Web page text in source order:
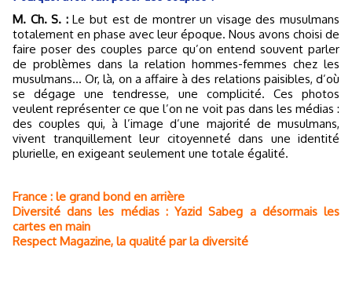
M. Ch. S. :Le but est de montrer un visage des musulmans
totalement en phase avec leur époque. Nous avons choisi de
faire poser des couples parce qu’on entend souvent parler
de problèmes dans la relation hommes-femmes chez les
musulmans… Or, là, on a affaire à des relations paisibles, d’où
se dégage une tendresse, une complicité. Ces photos
veulent représenter ce que l’on ne voit pas dans les médias :
des couples qui, à l’image d’une majorité de musulmans,
vivent tranquillement leur citoyenneté dans une identité
plurielle, en exigeant seulement une totale égalité.
France : le grand bond en arrière
Diversité dans les médias : Yazid Sabeg a désormais les
cartes en main
Respect Magazine, la qualité par la diversité